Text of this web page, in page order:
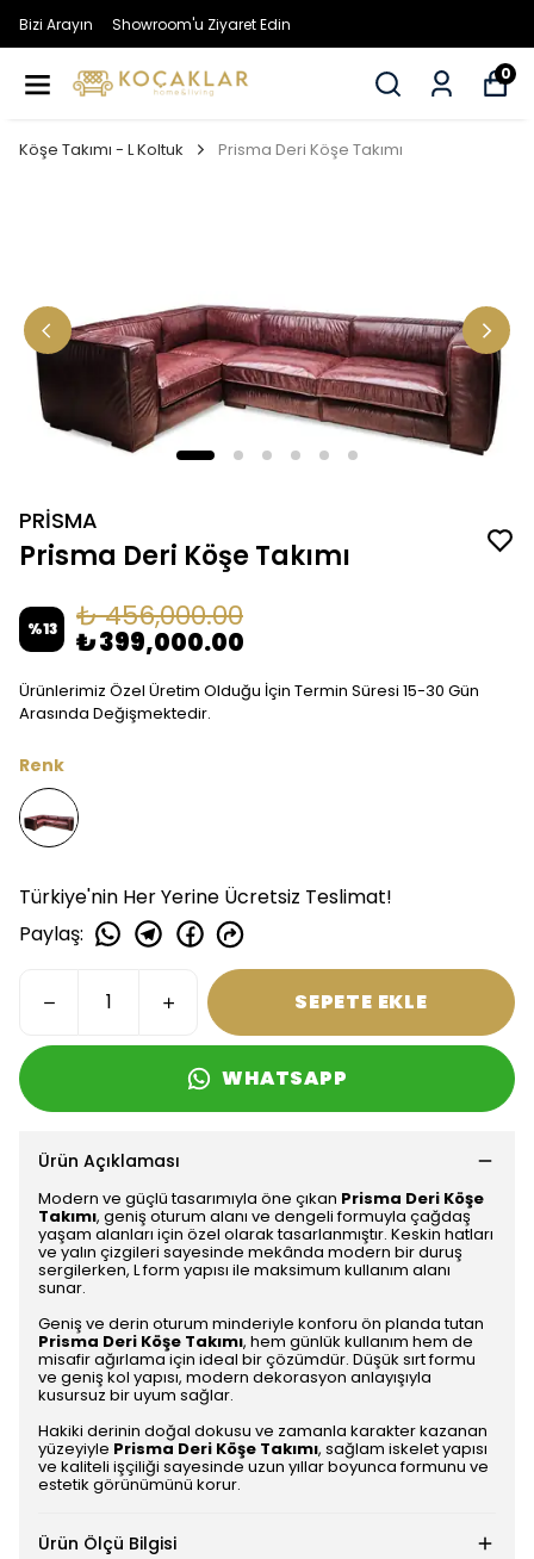
Bizi Arayın Showroom'u Ziyaret Edin
0
Köşe Takımı - L Koltuk Prisma Deri Köşe Takımı
PRİSMA
Prisma Deri Köşe Takımı
%13 ₺ 456,000.00
₺ 399,000.00
Ürünlerimiz Özel Üretim Olduğu İçin Termin Süresi 15-30 Gün
Arasında Değişmektedir.
Renk
Türkiye'nin Her Yerine Ücretsiz Teslimat!
Paylaş:
SEPETE EKLE
WHATSAPP
Ürün Açıklaması
Modern ve güçlü tasarımıyla öne çıkan Prisma Deri Köşe
Takımı, geniş oturum alanı ve dengeli formuyla çağdaş
yaşam alanları için özel olarak tasarlanmıştır. Keskin hatları
ve yalın çizgileri sayesinde mekânda modern bir duruş
sergilerken, L form yapısı ile maksimum kullanım alanı
sunar.
Geniş ve derin oturum minderiyle konforu ön planda tutan
Prisma Deri Köşe Takımı, hem günlük kullanım hem de
misafir ağırlama için ideal bir çözümdür. Düşük sırt formu
ve geniş kol yapısı, modern dekorasyon anlayışıyla
kusursuz bir uyum sağlar.
Hakiki derinin doğal dokusu ve zamanla karakter kazanan
yüzeyiyle Prisma Deri Köşe Takımı, sağlam iskelet yapısı
ve kaliteli işçiliği sayesinde uzun yıllar boyunca formunu ve
estetik görünümünü korur.
Ürün Ölçü Bilgisi